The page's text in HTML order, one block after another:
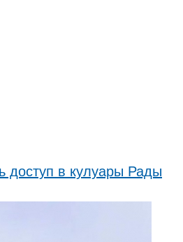
доступ в кулуары Рады